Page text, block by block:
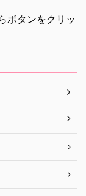
ボタンをクリッ